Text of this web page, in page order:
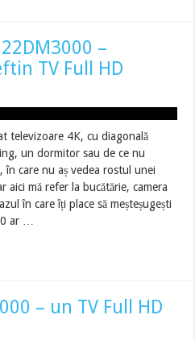
–
TV Full HD
televizoare 4K, cu diagonală
un dormitor sau de ce nu
care nu aș vedea rostul unei
aici mă refer la bucătărie, camera
în care îți place să meșteșugești
ar …
– un TV Full HD